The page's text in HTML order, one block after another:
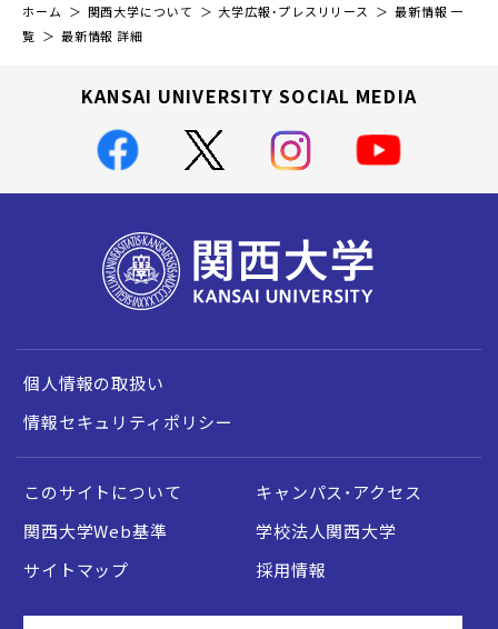
ホーム 関西大学について 大学広報・プレスリリース
最新情報 一
覧
最新情報 詳細
KANSAI UNIVERSITY SOCIAL MEDIA
個人情報の取扱い
情報セキュリティポリシー
このサイトについて
キャンパス・アクセス
関西大学Web基準
学校法人関西大学
サイトマップ
採用情報